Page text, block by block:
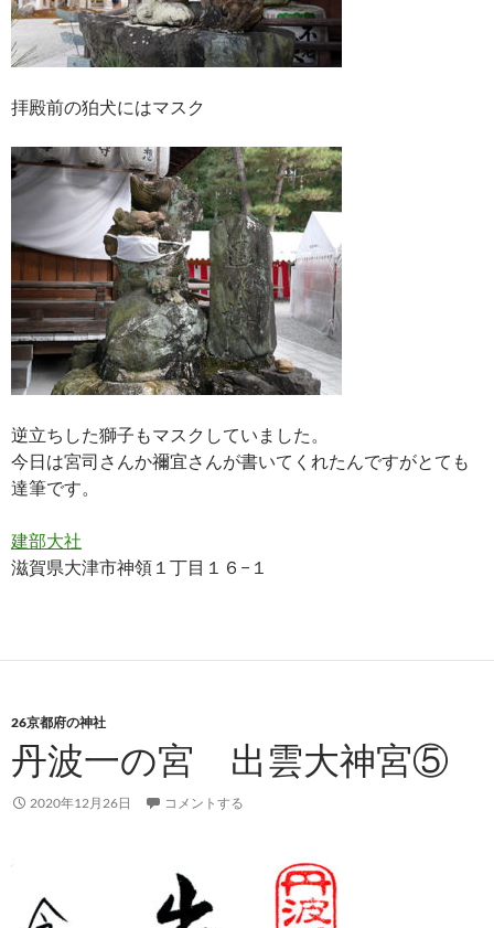
拝殿前の狛犬にはマスク
逆立ちした獅子もマスクしていました。
今日は宮司さんか禰宜さんが書いてくれたんですがとても
達筆です。
建部大社
滋賀県大津市神領１丁目１６−１
26京都府の神社
丹波一の宮 出雲大神宮⑤
2020年12月26日 コメントする